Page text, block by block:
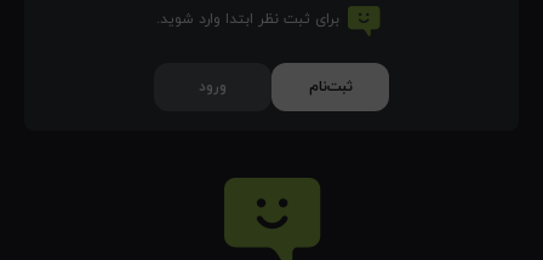
برای ثبت نظر ابتدا وارد شوید.
ثبت‌نام ورود